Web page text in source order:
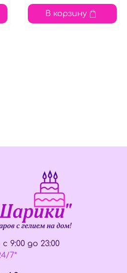
В корзину
9:00 до 23:00
7*